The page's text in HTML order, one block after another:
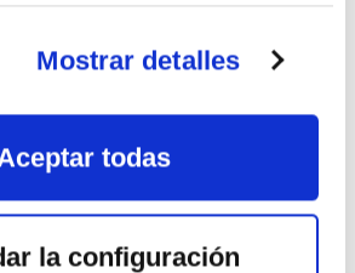
Mostrar detalles
todas
la configuración